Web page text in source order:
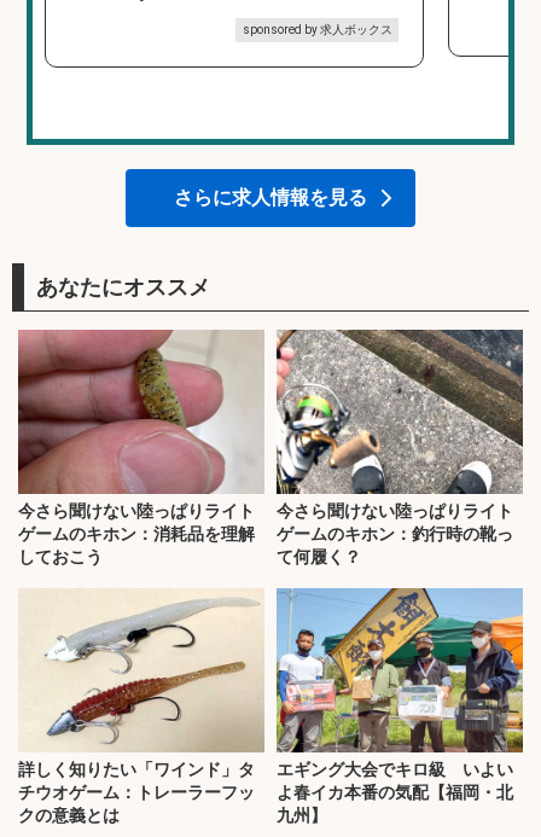
sponsored by 求人ボックス
さらに求人情報を見る
あなたにオススメ
今さら聞けない陸っぱりライト
ゲームのキホン：消耗品を理解
しておこう
今さら聞けない陸っぱりライト
ゲームのキホン：釣行時の靴っ
て何履く？
詳しく知りたい「ワインド」タ
チウオゲーム：トレーラーフッ
クの意義とは
エギング大会でキロ級 いよい
よ春イカ本番の気配【福岡・北
九州】